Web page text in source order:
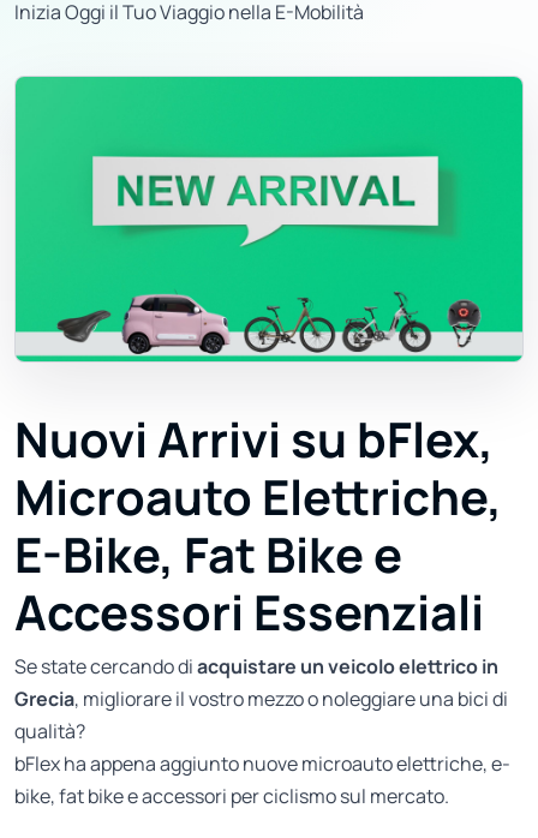
Inizia Oggi il Tuo Viaggio nella E-Mobilità
Nuovi Arrivi su bFlex,
Microauto Elettriche,
E-Bike, Fat Bike e
Accessori Essenziali
Se state cercando diacquistare un veicolo elettrico in
Grecia, migliorare il vostro mezzo o noleggiare una bici di
qualità?
bFlex ha appena aggiunto nuove microauto elettriche, e-
bike, fat bike e accessori per ciclismo sul mercato.